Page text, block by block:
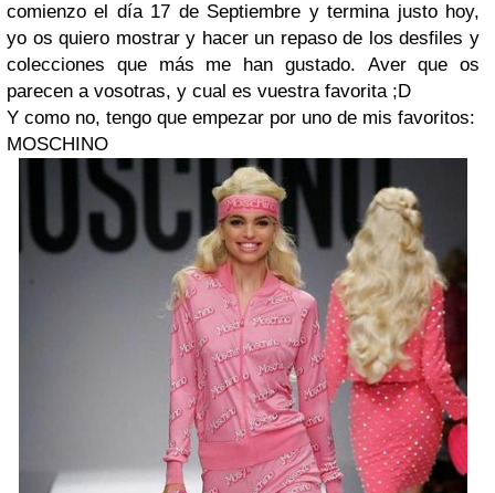
comienzo el día 17 de Septiembre y termina justo hoy,
yo os quiero mostrar y hacer un repaso de los desfiles y
colecciones que más me han gustado. Aver que os
parecen a vosotras, y cual es vuestra favorita ;D
Y como no, tengo que empezar por uno de mis favoritos:
MOSCHINO